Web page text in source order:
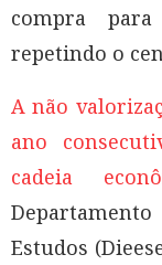
compra
repetindo o
A não
ano
cadeia
Estudos